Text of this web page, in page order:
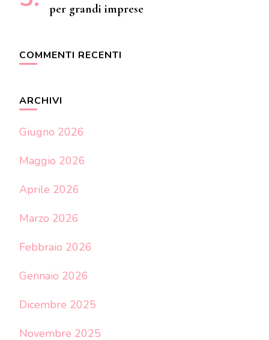
per grandi imprese
COMMENTI RECENTI
ARCHIVI
Giugno 2026
Maggio 2026
Aprile 2026
Marzo 2026
Febbraio 2026
Gennaio 2026
Dicembre 2025
Novembre 2025